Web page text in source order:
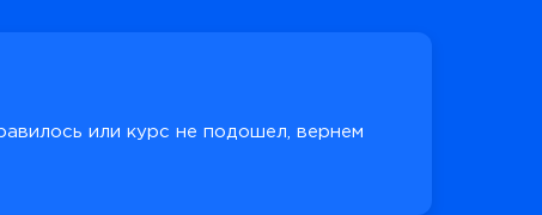
или курс не подошел, вернем